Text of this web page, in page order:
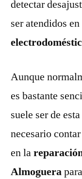
detectar
ser atendidos
Aunque
es bastante
suele ser de
necesario
en la
Almoguera